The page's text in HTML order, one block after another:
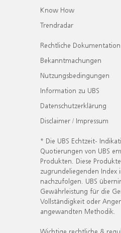
Know How
Trendradar
Rechtliche Dokumentation
Bekanntmachungen
Nutzungsbedingungen
Information zu UBS
Datenschutzerklärung
Disclaimer / Impressum
* Die UBS Echtzeit-
Quotierungen von UBS
Produkten. Diese
zugrundeliegenden Index
nachzufolgen. UBS
Gewährleistung für die
Vollständigkeit oder
angewandten Methodik.